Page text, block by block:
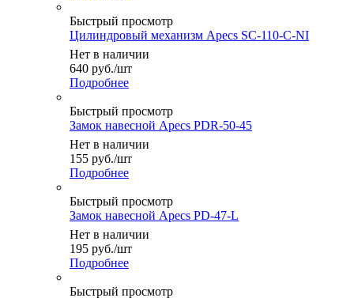
Быстрый просмотр
Цилиндровый механизм Apecs SC-110-C-NI
Нет в наличии
640 руб./шт
Подробнее
Быстрый просмотр
Замок навесной Apecs PDR-50-45
Нет в наличии
155 руб./шт
Подробнее
Быстрый просмотр
Замок навесной Apecs PD-47-L
Нет в наличии
195 руб./шт
Подробнее
Быстрый просмотр